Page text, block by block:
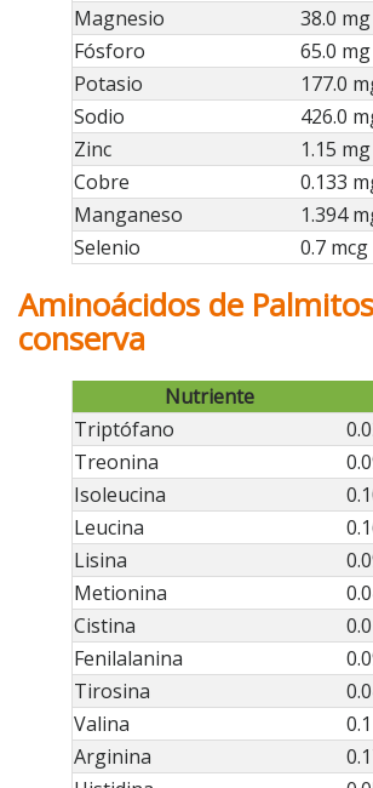
Magnesio
38.0 mg
Fósforo
65.0 mg
Potasio
177.0
Sodio
426.0
Zinc
1.15 mg
Cobre
0.133
Manganeso
1.394
Selenio
0.7 mcg
Aminoácidos de
conserva
Nutriente
Triptófano
Treonina
Isoleucina
Leucina
Lisina
Metionina
Cistina
Fenilalanina
Tirosina
Valina
Arginina